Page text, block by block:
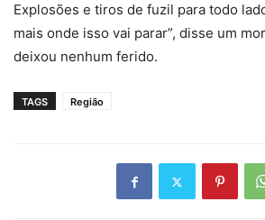
Explosões e tiros de fuzil para todo
mais onde isso vai parar”, disse um
deixou nenhum ferido.
TAGS Região